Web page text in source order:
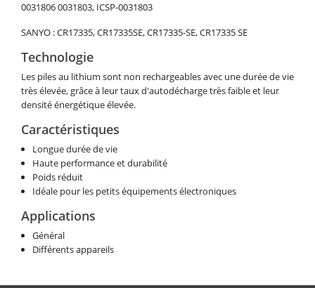
0031806 0031803, ICSP-0031803
SANYO : CR17335, CR17335SE, CR17335-SE, CR17335 SE
Technologie
Les piles au lithium sont non rechargeables avec une durée de vie
très élevée, grâce à leur taux d'autodécharge très faible et leur
densité énergétique élevée.
Caractéristiques
Longue durée de vie
Haute performance et durabilité
Poids réduit
Idéale pour les petits équipements électroniques
Applications
Général
Différents appareils